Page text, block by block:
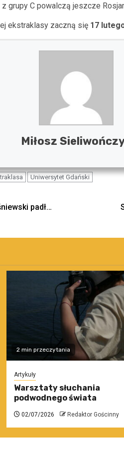
grupy C powalczą jeszcze
ekstraklasy zaczną się 17
Miłosz
Uniwersytet Gdański
padł…
2 min przeczytania
Artykuły
Warsztaty słuchania
podwodnego świata
02/07/2026 Redaktor Gościnny